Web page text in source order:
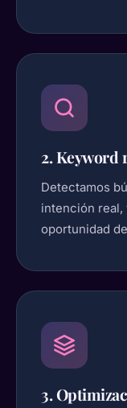
2. Keyword
Detectamos
intención real,
oportunidad
3.